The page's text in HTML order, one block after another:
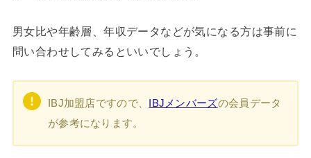
男女比や年齢層、年収データなどが気になる方は事前に
問い合わせしてみるといいでしょう。
IBJ加盟店ですので、 IBJメンバーズの会員データ
が参考になります。